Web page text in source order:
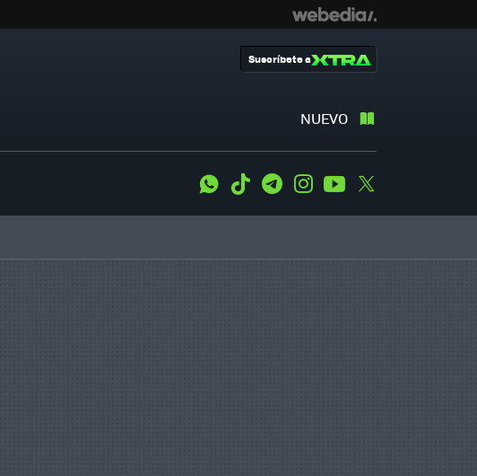
NUEVO
Suscríbete a
WhatsApp
Tiktok TelegramInstagramYoutube